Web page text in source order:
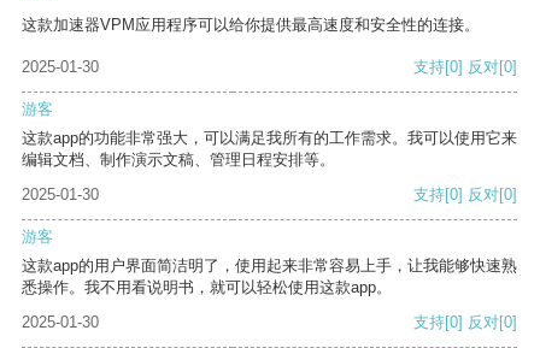
这款加速器VPM应用程序可以给你提供最高速度和安全性的连接。
2025-01-30 支持[0] 反对[0]
游客
这款app的功能非常强大，可以满足我所有的工作需求。我可以使用它来
编辑文档、制作演示文稿、管理日程安排等。
2025-01-30
支持[0] 反对[0]
游客
这款app的用户界面简洁明了，使用起来非常容易上手，让我能够快速熟
悉操作。我不用看说明书，就可以轻松使用这款app。
2025-01-30
支持[0] 反对[0]